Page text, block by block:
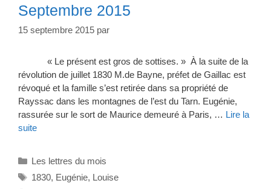
Septembre 2015
15 septembre 2015 par
« Le présent est gros de sottises. » À la suite de la
révolution de juillet 1830 M.de Bayne, préfet de Gaillac est
révoqué et la famille s’est retirée dans sa propriété de
Rayssac dans les montagnes de l’est du Tarn. Eugénie,
rassurée sur le sort de Maurice demeuré à Paris, … Lire la
suite
Catégories
Les lettres du mois
Étiquettes
1830, Eugénie, Louise